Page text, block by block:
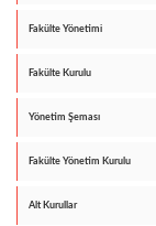
Fakülte Yönetimi
Fakülte Kurulu
Yönetim Şeması
Fakülte Yönetim Kurulu
Alt Kurullar